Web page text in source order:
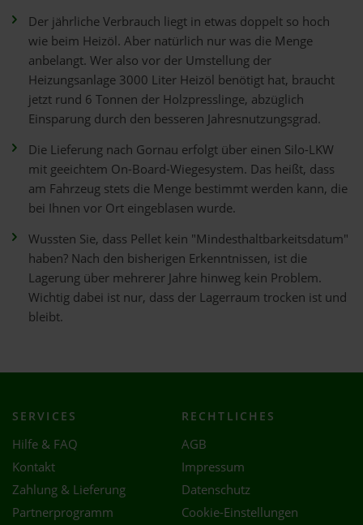
Der jährliche Verbrauch liegt in etwas doppelt so hoch
wie beim Heizöl. Aber natürlich nur was die Menge
anbelangt. Wer also vor der Umstellung der
Heizungsanlage 3000 Liter Heizöl benötigt hat, braucht
jetzt rund 6 Tonnen der Holzpresslinge, abzüglich
Einsparung durch den besseren Jahresnutzungsgrad.
Die Lieferung nach Gornau erfolgt über einen Silo-LKW
mit geeichtem On-Board-Wiegesystem. Das heißt, dass
am Fahrzeug stets die Menge bestimmt werden kann, die
bei Ihnen vor Ort eingeblasen wurde.
Wussten Sie, dass Pellet kein "Mindesthaltbarkeitsdatum"
haben? Nach den bisherigen Erkenntnissen, ist die
Lagerung über mehrerer Jahre hinweg kein Problem.
Wichtig dabei ist nur, dass der Lagerraum trocken ist und
bleibt.
SERVICES
Hilfe & FAQ
Kontakt
Zahlung & Lieferung
Partnerprogramm
RECHTLICHES
AGB
Impressum
Datenschutz
Cookie-Einstellungen